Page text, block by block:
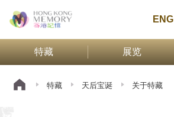
ENG
特藏 展览
特藏 天后宝诞 关于特藏